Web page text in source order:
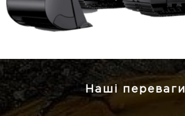
Наші переваги